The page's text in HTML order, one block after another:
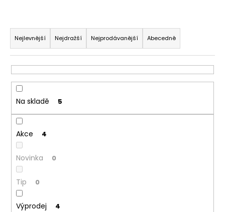
Ř
a
z
e
n
p
r
o
d
u
k
ů
Nejlevnější Nejdražší Nejprodávanější Abecedně
Na skladě 5
Akce 4
Novinka 0
Tip 0
Výprodej 4
HLEDAT
D
o
p
o
u
u
m